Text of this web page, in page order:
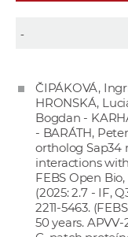
ČIPÁKOVÁ,
HRONSKÁ,
Bogdan -
- BARÁTH,
ortholog Sap34
interactions
FEBS Open Bio,
(2025: 2.7 - IF,
2211-5463.
50 years.